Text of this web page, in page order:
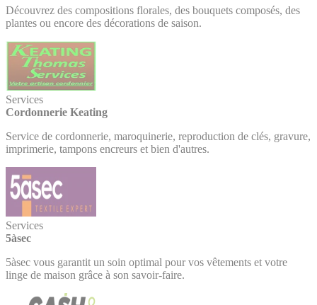
Découvrez des compositions florales, des bouquets composés, des
plantes ou encore des décorations de saison.
Services
Cordonnerie Keating
Service de cordonnerie, maroquinerie, reproduction de clés, gravure,
imprimerie, tampons encreurs et bien d'autres.
Services
5àsec
5àsec vous garantit un soin optimal pour vos vêtements et votre
linge de maison grâce à son savoir-faire.